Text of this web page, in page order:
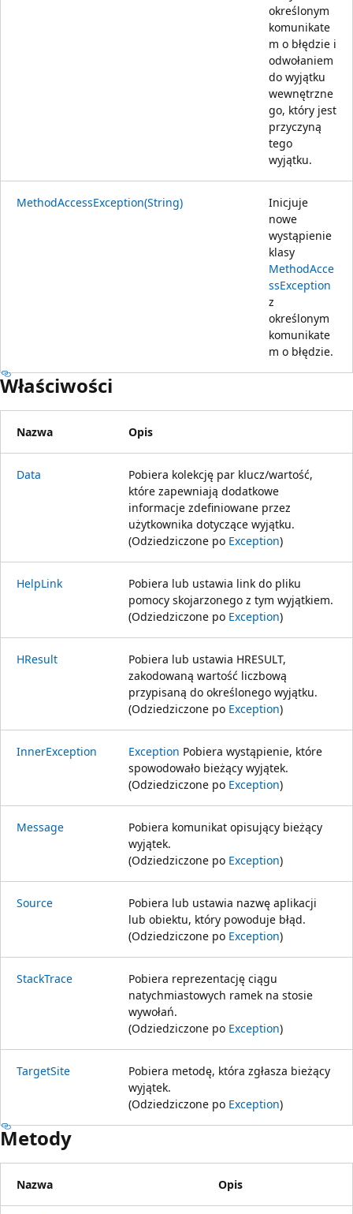
określonym
komunikate
m o błędzie i
odwołaniem
do wyjątku
wewnętrzne
go, który jest
przyczyną
tego
wyjątku.
MethodAccessException(String)
Inicjuje
nowe
wystąpienie
klasy
MethodAcce
ssException
z
określonym
komunikate
m o błędzie.
Właściwości
Nazwa Opis
Data
Pobiera kolekcję par klucz/wartość,
które zapewniają dodatkowe
informacje zdefiniowane przez
użytkownika dotyczące wyjątku.
(Odziedziczone po Exception)
HelpLink
Pobiera lub ustawia link do pliku
pomocy skojarzonego z tym wyjątkiem.
(Odziedziczone po Exception)
HResult
Pobiera lub ustawia HRESULT,
zakodowaną wartość liczbową
przypisaną do określonego wyjątku.
(Odziedziczone po Exception)
InnerException Exception Pobiera wystąpienie, które
spowodowało bieżący wyjątek.
(Odziedziczone po Exception)
Message
Pobiera komunikat opisujący bieżący
wyjątek.
(Odziedziczone po Exception)
Source
Pobiera lub ustawia nazwę aplikacji
lub obiektu, który powoduje błąd.
(Odziedziczone po Exception)
StackTrace
Pobiera reprezentację ciągu
natychmiastowych ramek na stosie
wywołań.
(Odziedziczone po Exception)
TargetSite
Pobiera metodę, która zgłasza bieżący
wyjątek.
(Odziedziczone po Exception)
Metody
Nazwa Opis